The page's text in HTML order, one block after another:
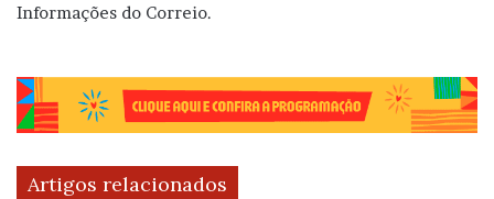
Informações do Correio.
Artigos relacionados